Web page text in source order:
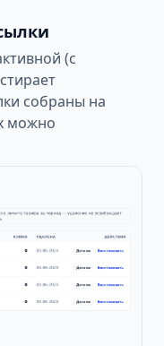
(с
собраны на
можно